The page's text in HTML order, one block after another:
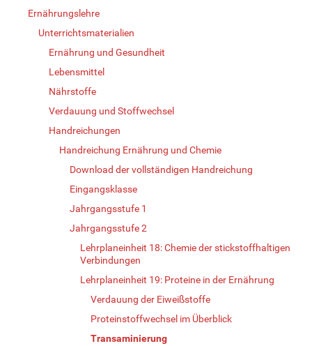
Ernährungslehre
Unterrichtsmaterialien
Ernährung und Gesundheit
Lebensmittel
Nährstoffe
Verdauung und Stoffwechsel
Handreichungen
Handreichung Ernährung und Chemie
Download der vollständigen Handreichung
Eingangsklasse
Jahrgangsstufe 1
Jahrgangsstufe 2
Lehrplaneinheit 18: Chemie der stickstoffhaltigen
Verbindungen
Lehrplaneinheit 19: Proteine in der Ernährung
Verdauung der Eiweißstoffe
Proteinstoffwechsel im Überblick
Transaminierung